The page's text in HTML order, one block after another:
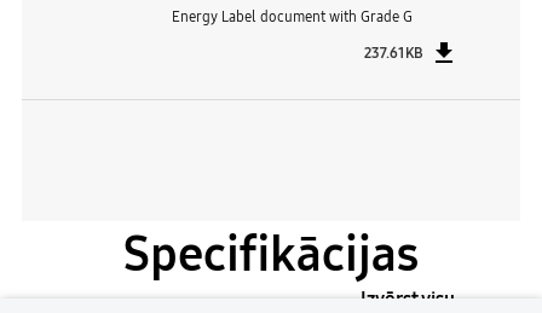
Energy Label document with Grade G
237.61KB
Specifikācijas
Izvērst visu